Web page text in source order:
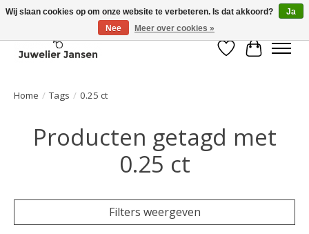
Verlanglijst
Home / Tags / 0.25 ct
Producten getagd met
0.25 ct
Filters weergeven
Wij slaan cookies op om onze website te verbeteren. Is dat akkoord?
Ja
Nee
Meer over cookies »